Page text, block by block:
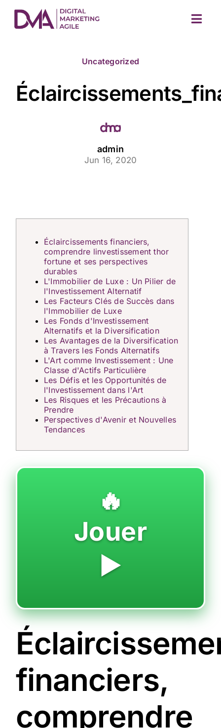
content
Uncategorized
admin
Jun 16, 2020
Éclaircissements financiers,
comprendre linvestissement thor
fortune et ses perspectives
durables
L'Immobilier de Luxe : Un Pilier de
l'Investissement Alternatif
Les Facteurs Clés de Succès dans
l'Immobilier de Luxe
Les Fonds d'Investissement
Alternatifs et la Diversification
Les Avantages de la Diversification
à Travers les Fonds Alternatifs
L'Art comme Investissement : Une
Classe d'Actifs Particulière
Les Défis et les Opportunités de
l'Investissement dans l'Art
Les Risques et les Précautions à
Prendre
Perspectives d'Avenir et Nouvelles
Tendances
🔥
Jouer
▶️
financiers,
comprendre